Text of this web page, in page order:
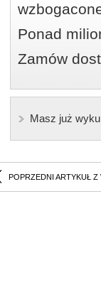
Ponad
Zamów
Masz już
POPRZEDNI ARTYKUŁ Z